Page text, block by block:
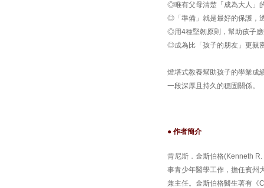
◎唯有父母清楚「成為大人」
◎「準備」就是最好的保護，
◎用4種堅韌原則，幫助孩子
◎成為比「孩子的朋友」更親
燈塔式教養幫助孩子的學業成
一段深厚且持久的穩固關係。
● 作者簡介
肯尼斯．金斯伯格(Kenneth
事青少年醫學工作，擔任賓州
兼主任。金斯伯格醫生著有